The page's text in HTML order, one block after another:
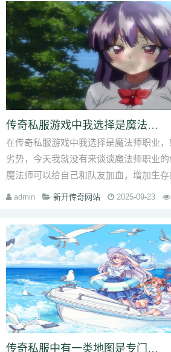
传奇私服游戏中我选择是魔法师职业
在传奇私服游戏中我选择是魔法师职业
劣势，今天我就没有来谈谈魔法师职业的
魔法师可以给自己和队友加血，增加生
能力是职业中最强大，魔法师能力平
admin 新开传奇网站 2025-09-23
传奇私服中有一类地图是专门为RMBVIP用户打造的